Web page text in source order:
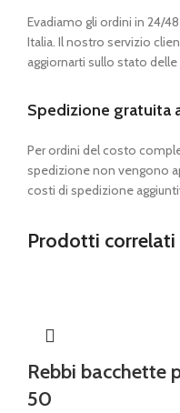
Evadiamo gli ordini in 24/
Italia. Il nostro servizio
aggiornarti sullo stato
Spedizione gratuita
Per ordini del costo
spedizione non vengono
costi di spedizione
Prodotti correlati
Rebbi bacchette
50